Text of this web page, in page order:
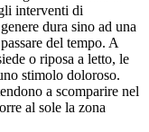
interventi di
dura sino ad una
del tempo. A
o riposa a letto, le
stimolo doloroso.
a scomparire nel
al sole la zona